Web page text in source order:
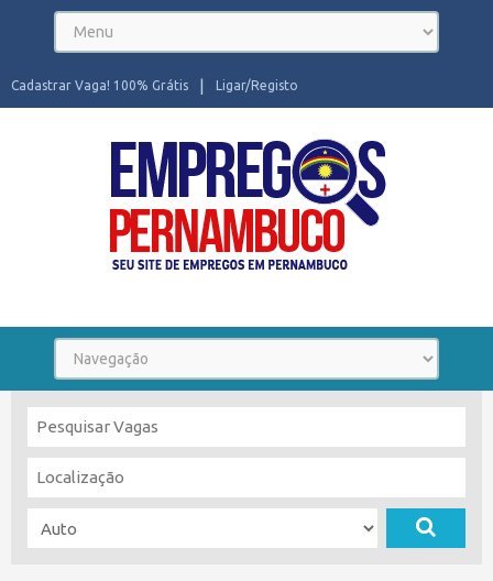
Ligar/Registo
Cadastrar Vaga! 100% Grátis